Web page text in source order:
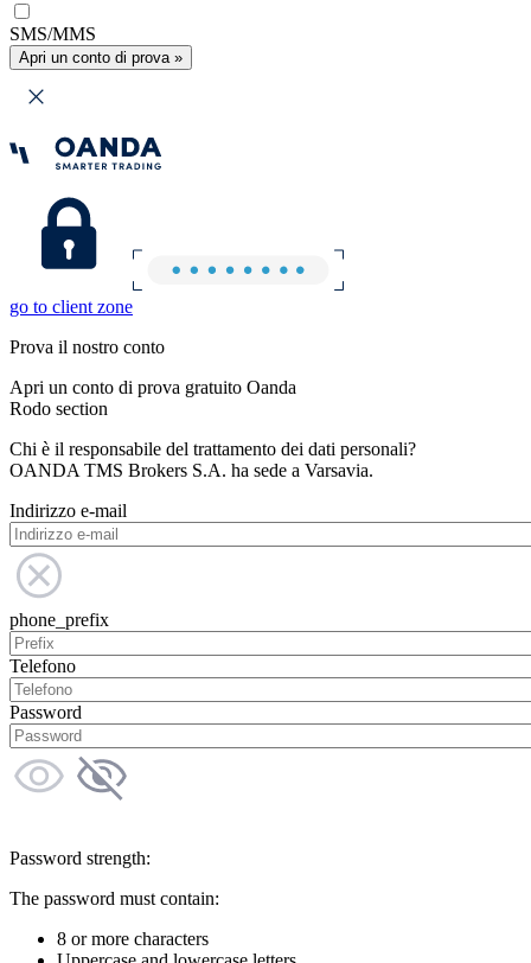
SMS/MMS
Apri un conto di prova »
go to client zone
Prova il nostro conto
Apri un conto di prova gratuito Oanda
Rodo section
Chi è il responsabile del trattamento dei dati personali?
OANDA TMS Brokers S.A. ha sede a Varsavia.
Indirizzo e-mail
phone_prefix
Telefono
Password
Password strength:
The password must contain:
8 or more characters